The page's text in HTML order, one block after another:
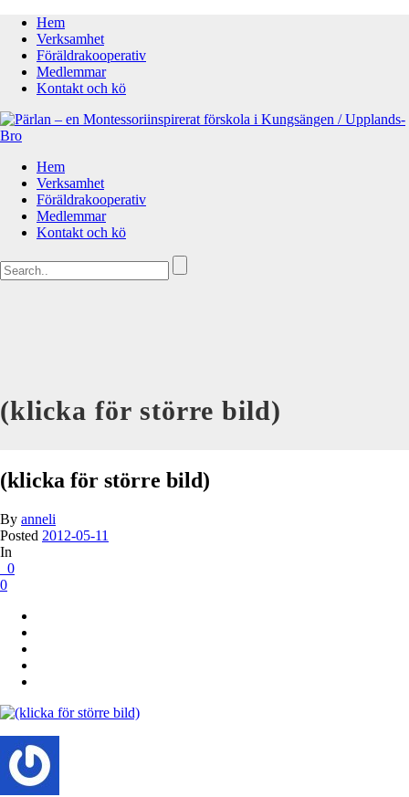
Hem
Verksamhet
Föräldrakooperativ
Medlemmar
Kontakt och kö
Hem
Verksamhet
Föräldrakooperativ
Medlemmar
Kontakt och kö
(klicka för större bild)
(klicka för större bild)
By anneli
Posted 2012-05-11
In
0
0